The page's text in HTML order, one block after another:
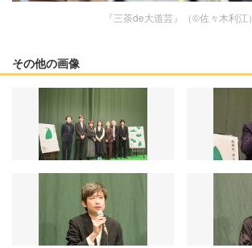
『三茶de大道芸』（©佐々木利江）
その他の画像